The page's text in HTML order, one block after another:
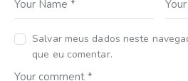
Salvar meus dados neste
que eu comentar.